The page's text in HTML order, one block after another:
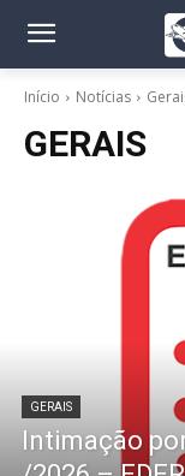
Início Notícias
GERAIS
GERAIS
Intimação